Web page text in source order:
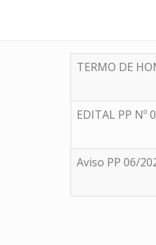
TERMO DE
EDITAL PP Nº
Aviso PP 06/